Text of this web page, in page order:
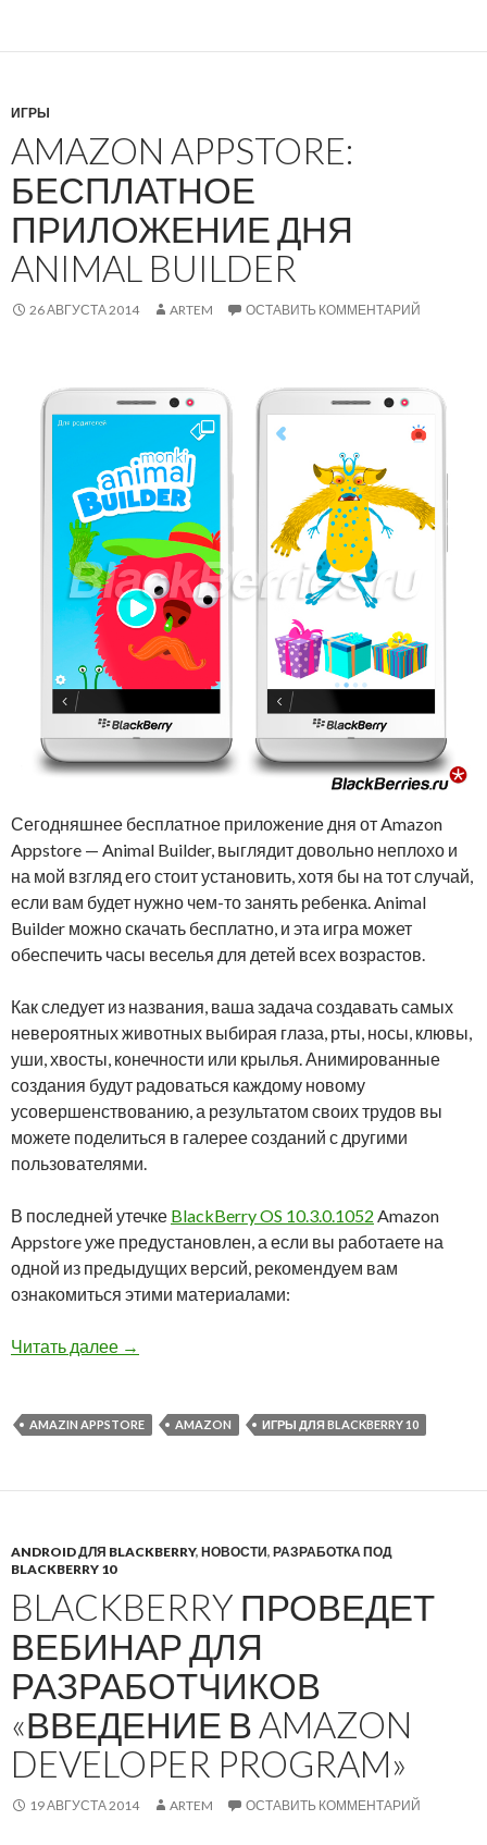
ИГРЫ
AMAZON APPSTORE:
БЕСПЛАТНОЕ
ПРИЛОЖЕНИЕ ДНЯ
ANIMAL BUILDER
26 АВГУСТА 2014 ARTEM ОСТАВИТЬ КОММЕНТАРИЙ
Сегодняшнее бесплатное приложение дня от Amazon
Appstore — Animal Builder, выглядит довольно неплохо и
на мой взгляд его стоит установить, хотя бы на тот случай,
если вам будет нужно чем-то занять ребенка. Animal
Builder можно скачать бесплатно, и эта игра может
обеспечить часы веселья для детей всех возрастов.
Как следует из названия, ваша задача создавать самых
невероятных животных выбирая глаза, рты, носы, клювы,
уши, хвосты, конечности или крылья. Анимированные
создания будут радоваться каждому новому
усовершенствованию, а результатом своих трудов вы
можете поделиться в галерее созданий с другими
пользователями.
В последней утечке BlackBerry OS 10.3.0.1052 Amazon
Appstore уже предустановлен, а если вы работаете на
одной из предыдущих версий, рекомендуем вам
ознакомиться этими материалами:
Читать далее Amazon Appstore: бесплатное приложение
→
AMAZIN APPSTORE AMAZON ИГРЫ ДЛЯ BLACKBERRY 10
ANDROID ДЛЯ BLACKBERRY, НОВОСТИ, РАЗРАБОТКА ПОД
BLACKBERRY 10
BLACKBERRY ПРОВЕДЕТ
ВЕБИНАР ДЛЯ
РАЗРАБОТЧИКОВ
«ВВЕДЕНИЕ В AMAZON
DEVELOPER PROGRAM»
19 АВГУСТА 2014 ARTEM ОСТАВИТЬ КОММЕНТАРИЙ